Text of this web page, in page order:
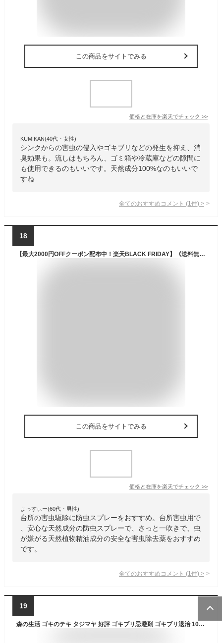
この商品をサイトでみる
価格と在庫を楽天でチェック >>
KUMIKAN(40代・女性)
シンクからの害虫の侵入やゴキブリなどの発生を抑え、消
臭効果も。流しはもちろん、ゴミ箱や冷蔵庫などの隙間に
も使用できるのもいいです。天然成分100%なのもいいで
すね
全てのおすすめコメント (1 件) >
18
【最大2000円OFFクーポン配布中！楽天BLACK FRIDAY】《送料無料》ムシさんバイバイ 防虫スプレー 台所害虫用 250ml ［生活アートクラブ］【虫よけ 虫除け 虫さん 害虫対策 室内用 天然成分】
この商品をサイトでみる
価格と在庫を楽天でチェック >>
よっすぃー(60代・男性)
台所の害虫駆除に防虫スプレーをおすすめ。台所害虫用で
、安心な天然成分の防虫スプレーで、さっと一吹きで、虫
が嫌がる天然植物精油成分の安全な害虫除去薬をおすすめ
です。
全てのおすすめコメント (1 件) >
19
森の生活 ゴキのテキ タジマヤ 好評 ゴキブリ忌避剤 ゴキブリ退治 10個入り 虫よけ対策 室内用 消臭効果 植物成分 台所害虫 虫除け 2-3ヵ月間持続 冷蔵庫の下 ガス台の裏 シンク下の扉 オイルゲル 忌避剤